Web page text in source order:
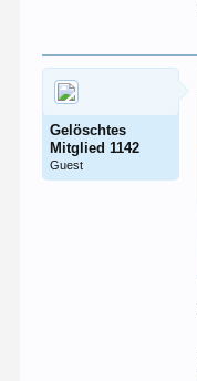
Gelöschtes
Mitglied 1142
Guest